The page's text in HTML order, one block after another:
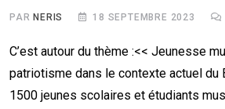
PAR NERIS 18 SEPTEMBRE 2023
C’est autour du thème :<< Jeunesse
patriotisme dans le contexte actuel du
1500 jeunes scolaires et étudiants